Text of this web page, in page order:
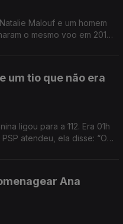
Malouf e um homem
o mesmo voo em 2016,
um tio que não era
para a 112. Era 01h
atendeu, ela disse: “Olá
Ana